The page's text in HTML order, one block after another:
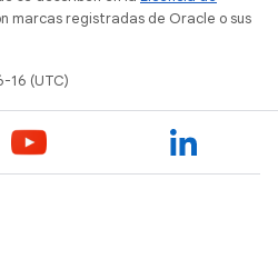
marcas registradas de Oracle o sus
16 (UTC)